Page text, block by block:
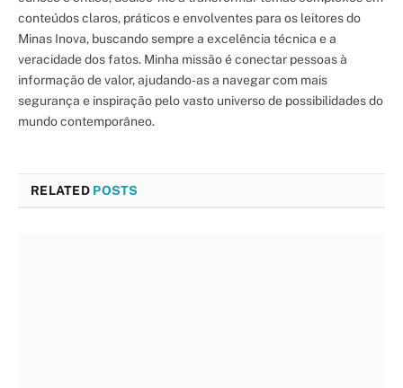
conteúdos claros, práticos e envolventes para os leitores do
Minas Inova, buscando sempre a excelência técnica e a
veracidade dos fatos. Minha missão é conectar pessoas à
informação de valor, ajudando-as a navegar com mais
segurança e inspiração pelo vasto universo de possibilidades do
mundo contemporâneo.
RELATED POSTS